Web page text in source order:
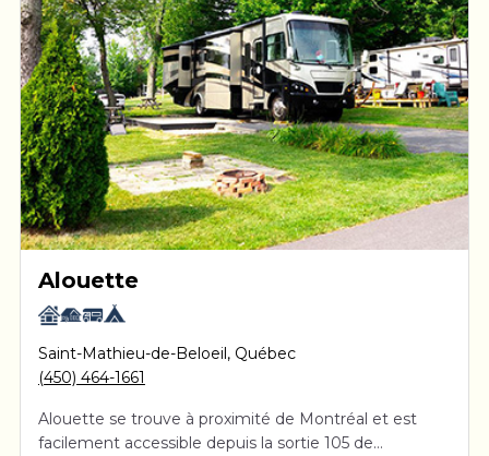
Alouette
Saint-Mathieu-de-Beloeil, Québec
(450) 464-1661
Alouette se trouve à proximité de Montréal et est
facilement accessible depuis la sortie 105 de